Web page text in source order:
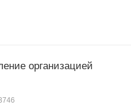
организацией